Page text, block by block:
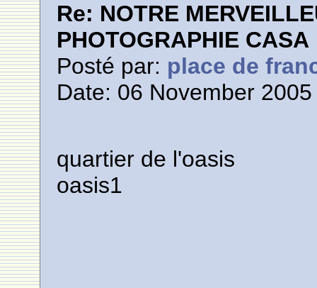
Re: NOTRE
PHOTOGRAPHIE CASA
Posté par: place de
Date: 06 November
quartier de l'oasis
oasis1